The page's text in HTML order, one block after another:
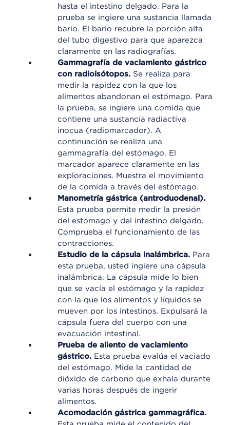
hasta el intestino delgado. Para la
prueba se ingiere una sustancia llamada
bario. El bario recubre la porción alta
del tubo digestivo para que aparezca
claramente en las radiografías.
Gammagrafía de vaciamiento gástrico
con radioisótopos. Se realiza para
medir la rapidez con la que los
alimentos abandonan el estómago. Para
la prueba, se ingiere una comida que
contiene una sustancia radiactiva
inocua (radiomarcador). A
continuación se realiza una
gammagrafía del estómago. El
marcador aparece claramente en las
exploraciones. Muestra el movimiento
de la comida a través del estómago.
Manometría gástrica (antroduodenal).
Esta prueba permite medir la presión
del estómago y del intestino delgado.
Comprueba el funcionamiento de las
contracciones.
Estudio de la cápsula inalámbrica. Para
esta prueba, usted ingiere una cápsula
inalámbrica. La cápsula mide lo bien
que se vacía el estómago y la rapidez
con la que los alimentos y líquidos se
mueven por los intestinos. Expulsará la
cápsula fuera del cuerpo con una
evacuación intestinal.
Prueba de aliento de vaciamiento
gástrico. Esta prueba evalúa el vaciado
del estómago. Mide la cantidad de
dióxido de carbono que exhala durante
varias horas después de ingerir
alimentos.
Acomodación gástrica gammagráfica.